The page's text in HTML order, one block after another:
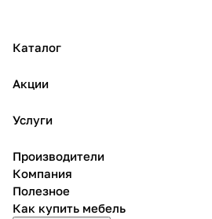
Каталог
Акции
Услуги
Производители
Компания
Полезное
Как купить мебель